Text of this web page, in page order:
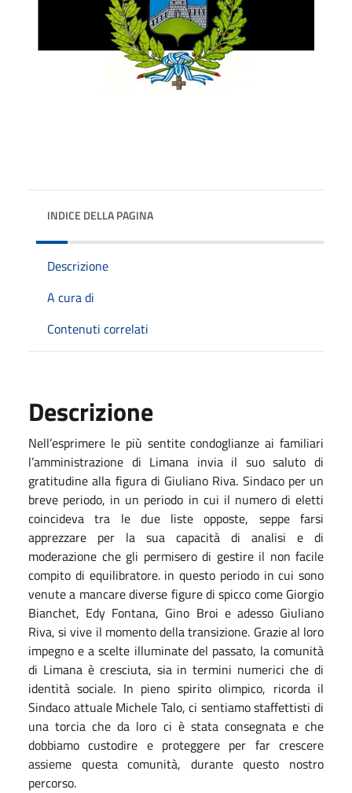
INDICE DELLA PAGINA
Descrizione
A cura di
Contenuti correlati
Descrizione
Nell’esprimere le più sentite condoglianze ai familiari
l’amministrazione di Limana invia il suo saluto di
gratitudine alla figura di Giuliano Riva. Sindaco per un
breve periodo, in un periodo in cui il numero di eletti
coincideva tra le due liste opposte, seppe farsi
apprezzare per la sua capacità di analisi e di
moderazione che gli permisero di gestire il non facile
compito di equilibratore. in questo periodo in cui sono
venute a mancare diverse figure di spicco come Giorgio
Bianchet, Edy Fontana, Gino Broi e adesso Giuliano
Riva, si vive il momento della transizione. Grazie al loro
impegno e a scelte illuminate del passato, la comunità
di Limana è cresciuta, sia in termini numerici che di
identità sociale. In pieno spirito olimpico, ricorda il
Sindaco attuale Michele Talo, ci sentiamo staffettisti di
una torcia che da loro ci è stata consegnata e che
dobbiamo custodire e proteggere per far crescere
assieme questa comunità, durante questo nostro
percorso.